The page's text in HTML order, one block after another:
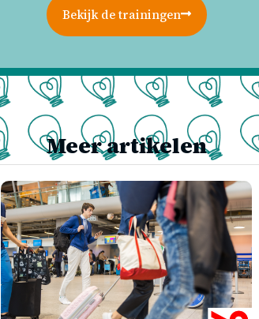
Bekijk de trainingen
Meer artikelen